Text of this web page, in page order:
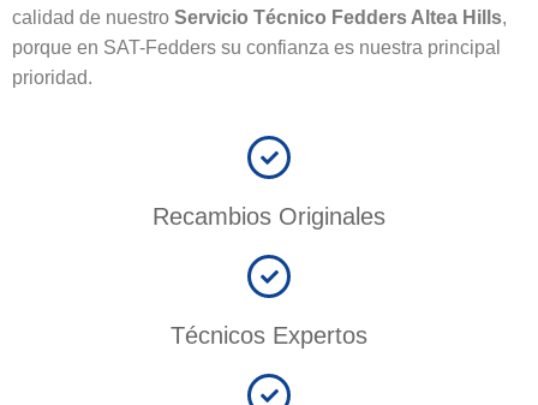
calidad de nuestro Servicio Técnico Fedders Altea Hills,
porque en SAT-Fedders su confianza es nuestra principal
prioridad.
Recambios Originales
Técnicos Expertos